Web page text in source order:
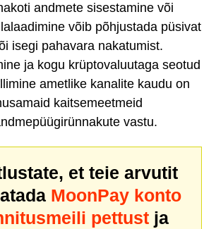
andmete sisestamine või
võib põhjustada püsivat
isegi pahavara nakatumist.
ja kogu krüptovaluutaga seotud
ametlike kanalite kaudu on
kaitsemeetmeid
vastu.
et teie arvutit
MoonPay konto
pettust ja